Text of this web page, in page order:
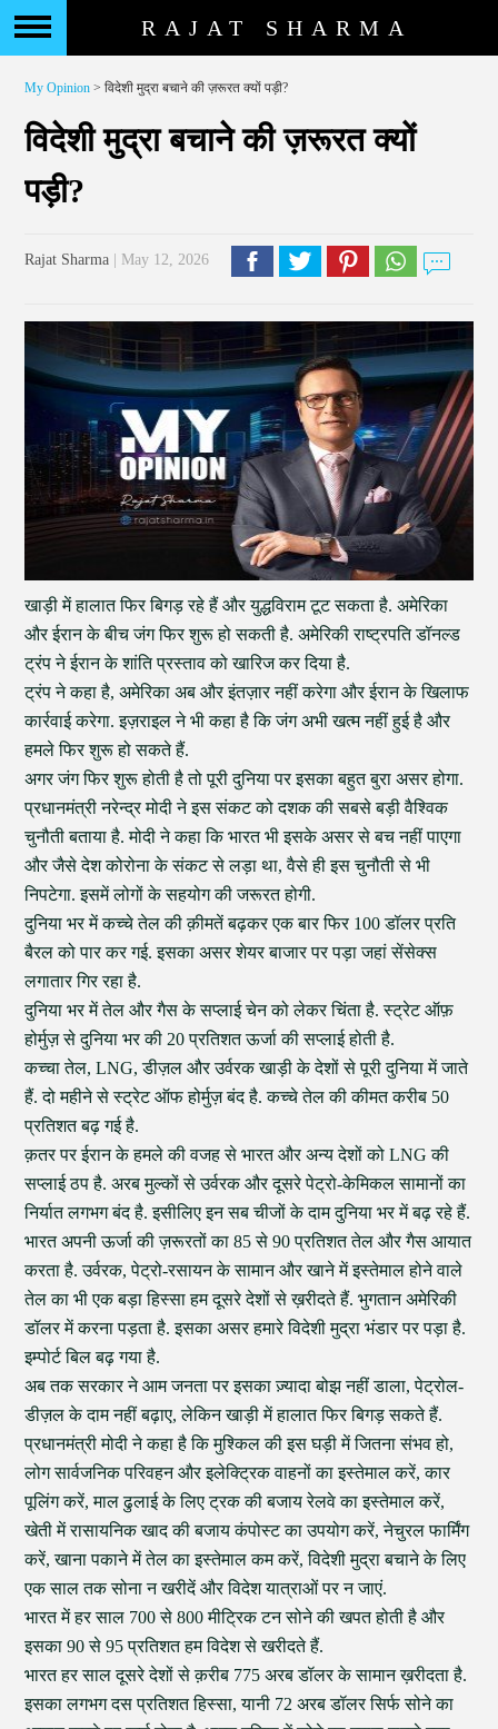
RAJAT SHARMA
My Opinion > विदेशी मुद्रा बचाने की ज़रूरत क्यों पड़ी?
विदेशी मुद्रा बचाने की ज़रूरत क्यों
पड़ी?
Rajat Sharma | May 12, 2026
खाड़ी में हालात फिर बिगड़ रहे हैं और युद्धविराम टूट सकता है. अमेरिका
और ईरान के बीच जंग फिर शुरू हो सकती है. अमेरिकी राष्ट्रपति डॉनल्ड
ट्रंप ने ईरान के शांति प्रस्ताव को खारिज कर दिया है.
ट्रंप ने कहा है, अमेरिका अब और इंतज़ार नहीं करेगा और ईरान के खिलाफ
कार्रवाई करेगा. इज़राइल ने भी कहा है कि जंग अभी खत्म नहीं हुई है और
हमले फिर शुरू हो सकते हैं.
अगर जंग फिर शुरू होती है तो पूरी दुनिया पर इसका बहुत बुरा असर होगा.
प्रधानमंत्री नरेन्द्र मोदी ने इस संकट को दशक की सबसे बड़ी वैश्विक
चुनौती बताया है. मोदी ने कहा कि भारत भी इसके असर से बच नहीं पाएगा
और जैसे देश कोरोना के संकट से लड़ा था, वैसे ही इस चुनौती से भी
निपटेगा. इसमें लोगों के सहयोग की जरूरत होगी.
दुनिया भर में कच्चे तेल की क़ीमतें बढ़कर एक बार फिर 100 डॉलर प्रति
बैरल को पार कर गई. इसका असर शेयर बाजार पर पड़ा जहां सेंसेक्स
लगातार गिर रहा है.
दुनिया भर में तेल और गैस के सप्लाई चेन को लेकर चिंता है. स्ट्रेट ऑफ़
होर्मुज़ से दुनिया भर की 20 प्रतिशत ऊर्जा की सप्लाई होती है.
कच्चा तेल, LNG, डीज़ल और उर्वरक खाड़ी के देशों से पूरी दुनिया में जाते
हैं. दो महीने से स्ट्रेट ऑफ होर्मुज़ बंद है. कच्चे तेल की कीमत करीब 50
प्रतिशत बढ़ गई है.
क़तर पर ईरान के हमले की वजह से भारत और अन्य देशों को LNG की
सप्लाई ठप है. अरब मुल्कों से उर्वरक और दूसरे पेट्रो-केमिकल सामानों का
निर्यात लगभग बंद है. इसीलिए इन सब चीजों के दाम दुनिया भर में बढ़ रहे हैं.
भारत अपनी ऊर्जा की ज़रूरतों का 85 से 90 प्रतिशत तेल और गैस आयात
करता है. उर्वरक, पेट्रो-रसायन के सामान और खाने में इस्तेमाल होने वाले
तेल का भी एक बड़ा हिस्सा हम दूसरे देशों से ख़रीदते हैं. भुगतान अमेरिकी
डॉलर में करना पड़ता है. इसका असर हमारे विदेशी मुद्रा भंडार पर पड़ा है.
इम्पोर्ट बिल बढ़ गया है.
अब तक सरकार ने आम जनता पर इसका ज़्यादा बोझ नहीं डाला, पेट्रोल-
डीज़ल के दाम नहीं बढ़ाए, लेकिन खाड़ी में हालात फिर बिगड़ सकते हैं.
प्रधानमंत्री मोदी ने कहा है कि मुश्किल की इस घड़ी में जितना संभव हो,
लोग सार्वजनिक परिवहन और इलेक्ट्रिक वाहनों का इस्तेमाल करें, कार
पूलिंग करें, माल ढुलाई के लिए ट्रक की बजाय रेलवे का इस्तेमाल करें,
खेती में रासायनिक खाद की बजाय कंपोस्ट का उपयोग करें, नेचुरल फार्मिंग
करें, खाना पकाने में तेल का इस्तेमाल कम करें, विदेशी मुद्रा बचाने के लिए
एक साल तक सोना न खरीदें और विदेश यात्राओं पर न जाएं.
भारत में हर साल 700 से 800 मीट्रिक टन सोने की खपत होती है और
इसका 90 से 95 प्रतिशत हम विदेश से खरीदते हैं.
भारत हर साल दूसरे देशों से क़रीब 775 अरब डॉलर के सामान ख़रीदता है.
इसका लगभग दस प्रतिशत हिस्सा, यानी 72 अरब डॉलर सिर्फ सोने का